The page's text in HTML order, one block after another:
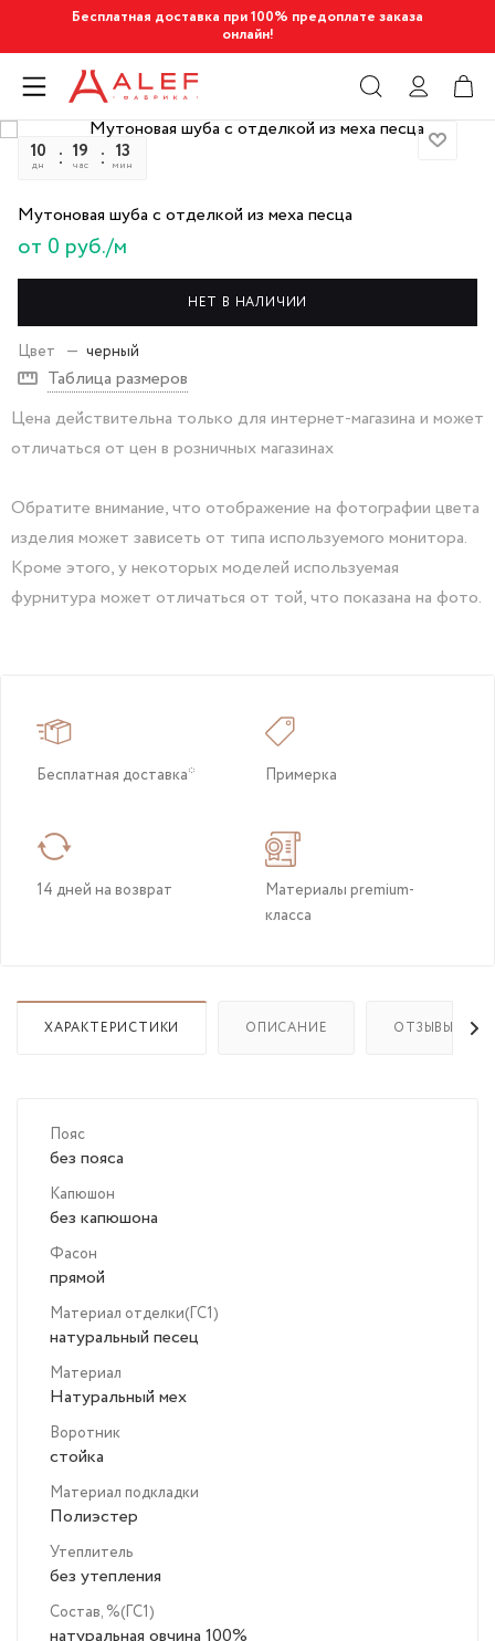
Бесплатная доставка при 100% предоплате заказа
онлайн!
10
дн
19
час
13
мин
Мутоновая шуба с отделкой из меха песца
от 0 руб./м
НЕТ В НАЛИЧИИ
Цвет — черный
Таблица размеров
Цена действительна только для интернет-магазина и может
отличаться от цен в розничных магазинах
Обратите внимание, что отображение на фотографии цвета
изделия может зависеть от типа используемого монитора.
Кроме этого, у некоторых моделей используемая
фурнитура может отличаться от той, что показана на фото.
Бесплатная доставка* Примерка
14 дней на возврат
Материалы premium-
класса
ХАРАКТЕРИСТИКИ ОПИСАНИЕ ОТЗЫВЫ
Пояс
без пояса
Капюшон
без капюшона
Фасон
прямой
Материал отделки(ГС1)
натуральный песец
Материал
Натуральный мех
Воротник
стойка
Материал подкладки
Полиэстер
Утеплитель
без утепления
Состав, %(ГС1)